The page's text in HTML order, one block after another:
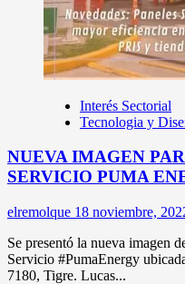
Interés Sectorial
Tecnologia y
NUEVA IMAGEN
SERVICIO PUMA
elremolque 18 noviembre,
Se presentó la nueva imagen
Servicio #PumaEnergy
7180, Tigre. Lucas...